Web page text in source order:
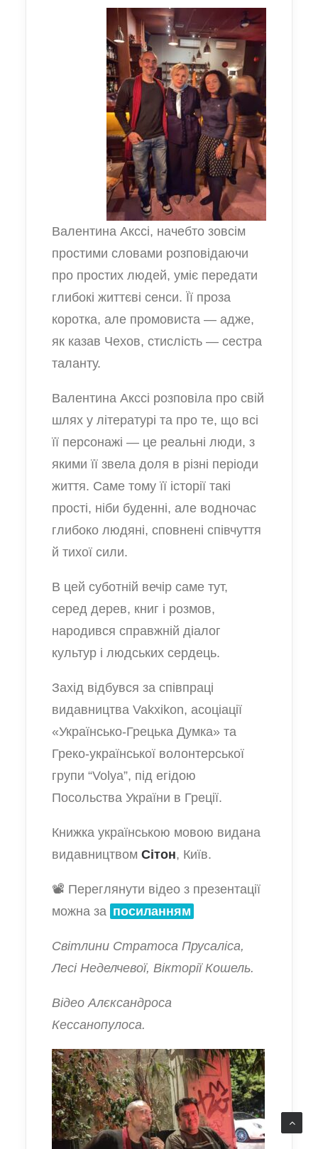
Валентина Акссі, начебто зовсім
простими словами розповідаючи
про простих людей, уміє передати
глибокі життєві сенси. Її проза
коротка, але промовиста — адже,
як казав Чехов, стислість — сестра
таланту.
Валентина Акссі розповіла про свій
шлях у літературі та про те, що всі
її персонажі — це реальні люди, з
якими її звела доля в різні періоди
життя. Саме тому її історії такі
прості, ніби буденні, але водночас
глибоко людяні, сповнені співчуття
й тихої сили.
В цей суботній вечір саме тут,
серед дерев, книг і розмов,
народився справжній діалог
культур і людських сердець.
Захід відбувся за співпраці
видавництва Vakxikon, асоціації
«Українсько-Грецька Думка» та
Греко-української волонтерської
групи “Volya”, під егідою
Посольства України в Греції.
Книжка українською мовою видана
видавництвом Сітон, Київ.
📽 Переглянути відео з презентації
можна за посиланням
Світлини Стратоса Прусаліса,
Лесі Неделчевої, Вікторії Кошель.
Відео Алєксандроса
Кессанопулоса.